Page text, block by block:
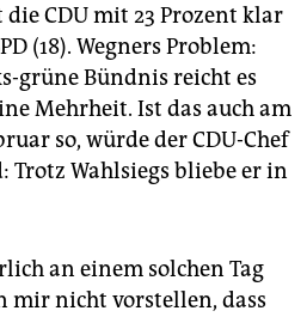
die CDU mit 23 Prozent klar
(18). Wegners Problem:
grüne Bündnis reicht es
Mehrheit. Ist das auch am
so, würde der CDU-Chef
Trotz Wahlsiegs bliebe er in
an einem solchen Tag
mir nicht vorstellen, dass